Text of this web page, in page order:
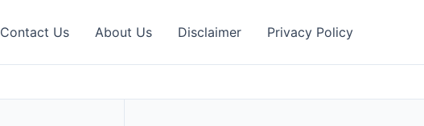
Contact Us About Us Disclaimer Privacy Policy